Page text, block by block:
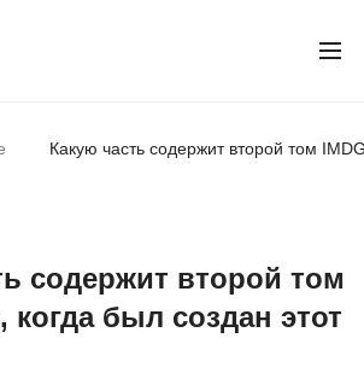
Какую часть содержит второй том
содержит второй том
когда был создан этот